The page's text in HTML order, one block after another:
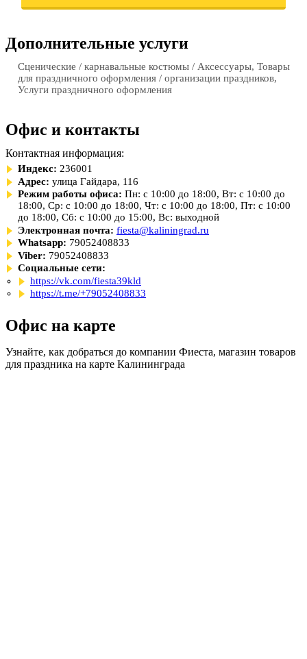
Дополнительные услуги
Сценические / карнавальные костюмы / Аксессуары, Товары
для праздничного оформления / организации праздников,
Услуги праздничного оформления
Офис и контакты
Контактная информация:
Индекс: 236001
Адрес: улица Гайдара, 116
Режим работы офиса: Пн: с 10:00 до 18:00, Вт: с 10:00 до
18:00, Ср: с 10:00 до 18:00, Чт: с 10:00 до 18:00, Пт: с 10:00
до 18:00, Сб: с 10:00 до 15:00, Вс: выходной
Электронная почта: fiesta@kaliningrad.ru
Whatsapp: 79052408833
Viber: 79052408833
Социальные сети:
https://vk.com/fiesta39kld
https://t.me/+79052408833
Офис на карте
Узнайте, как добраться до компании Фиеста, магазин товаров
для праздника на карте Калининграда